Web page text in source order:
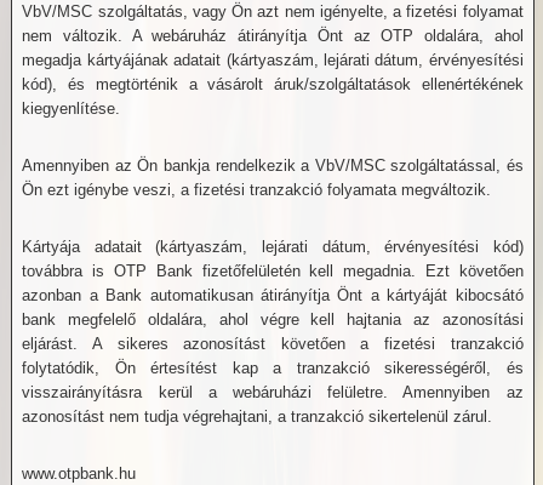
VbV/MSC szolgáltatás, vagy Ön azt nem igényelte, a fizetési folyamat
nem változik. A webáruház átirányítja Önt az OTP oldalára, ahol
megadja kártyájának adatait (kártyaszám, lejárati dátum, érvényesítési
kód), és megtörténik a vásárolt áruk/szolgáltatások ellenértékének
kiegyenlítése.
Amennyiben az Ön bankja rendelkezik a VbV/MSC szolgáltatással, és
Ön ezt igénybe veszi, a fizetési tranzakció folyamata megváltozik.
Kártyája adatait (kártyaszám, lejárati dátum, érvényesítési kód)
továbbra is OTP Bank fizetőfelületén kell megadnia. Ezt követően
azonban a Bank automatikusan átirányítja Önt a kártyáját kibocsátó
bank megfelelő oldalára, ahol végre kell hajtania az azonosítási
eljárást. A sikeres azonosítást követően a fizetési tranzakció
folytatódik, Ön értesítést kap a tranzakció sikerességéről, és
visszairányításra kerül a webáruházi felületre. Amennyiben az
azonosítást nem tudja végrehajtani, a tranzakció sikertelenül zárul.
www.otpbank.hu